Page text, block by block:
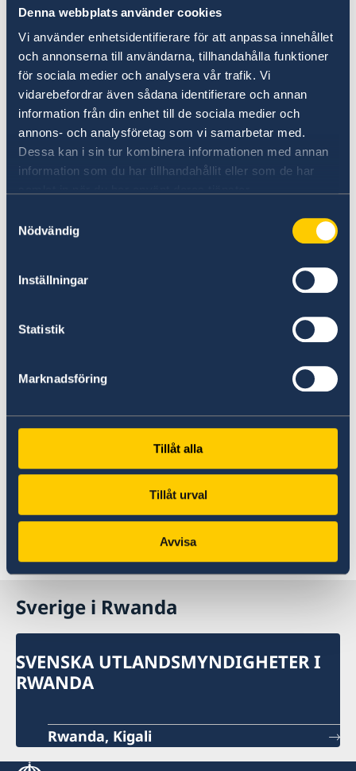
Denna webbplats använder cookies
Vi använder enhetsidentifierare för att anpassa innehållet
och annonserna till användarna, tillhandahålla funktioner
för sociala medier och analysera vår trafik. Vi
vidarebefordrar även sådana identifierare och annan
information från din enhet till de sociala medier och
annons- och analysföretag som vi samarbetar med.
Dessa kan i sin tur kombinera informationen med annan
information som du har tillhandahållit eller som de har
Nödvändig
Inställningar
Statistik
Marknadsföring
Tillåt alla
Tillåt urval
Avvisa
Följande krävs vid ansökan om
nödpass/provisoriskt pass:
Personlig inställelse,
Vid ansökan hos
utlandsmyndighet/konsulat utan
fotostation, såsom i Kigali, fylls en
blankett i. Medtag 2 passfoton som får
vara högst 6 månader gamla.
Polisrapport om passet i fråga blivit
bestulet,
Om möjligt personbevis ej äldre än 1
För personer under 18 år krävs samtliga
Avgiften för det provisoriska passet är SEK 1800
i lokal valuta och betalas på plats. Notera att
ordinarie pass kommer att spärras.
Vänligen kontakta ambassaden via mejl för att
boka en tid: ambassaden.kigali@gov.se
Sverige i Rwanda
SVENSKA UTLANDSMYNDIGHETER I
RWANDA
Rwanda, Kigali